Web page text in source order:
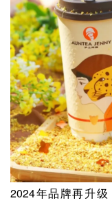
2024年品牌再升级